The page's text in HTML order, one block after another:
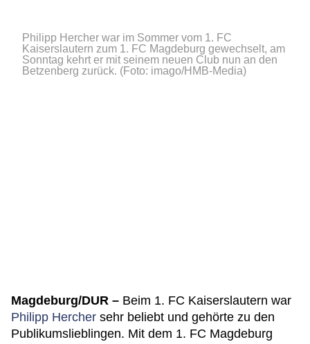
Philipp Hercher war im Sommer vom 1. FC
Kaiserslautern zum 1. FC Magdeburg gewechselt, am
Sonntag kehrt er mit seinem neuen Club nun an den
Betzenberg zurück. (Foto: imago/HMB-Media)
Magdeburg/DUR – Beim 1. FC Kaiserslautern war
Philipp Hercher sehr beliebt und gehörte zu den
Publikumslieblingen. Mit dem 1. FC Magdeburg